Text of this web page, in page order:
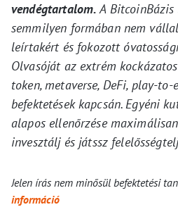
vendégtartalom.A BitcoinBázis
semmilyen formában nem
leírtakért és fokozott
Olvasóját az extrém
token, metaverse, DeFi, play-to-
befektetések kapcsán. Egyéni
alapos ellenőrzése
invesztálj és játssz
Jelen írás nem minősül befektetési
információ